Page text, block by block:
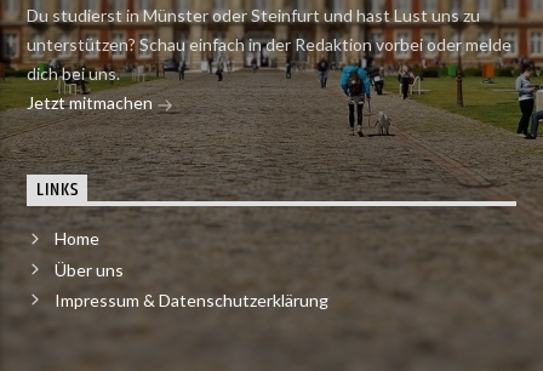
Du studierst in Münster oder Steinfurt und hast Lust uns zu
unterstützen? Schau einfach in der Redaktion vorbei oder melde
dich bei uns.
Jetzt mitmachen
LINKS
Home
Über uns
Impressum & Datenschutzerklärung